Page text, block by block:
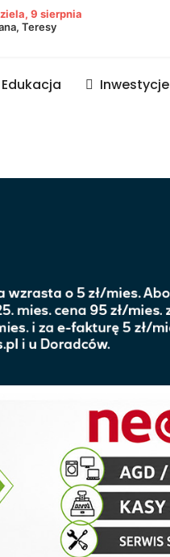
9 sierpnia
Teresy
Edukacja Inwestycje